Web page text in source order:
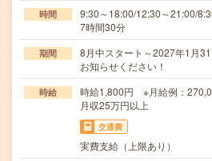
時間
9:30～18:00/12:30～21:00/
7時間30分
期間
8月中スタート～2027年1月
お知らせください！
時給
時給1,800円 ※月給例：
月収25万円以上
交通費
実費支給（上限あり）